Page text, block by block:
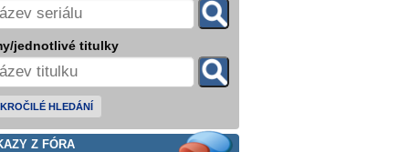
jednotlivé titulky
HLEDÁNÍ
Z FÓRA